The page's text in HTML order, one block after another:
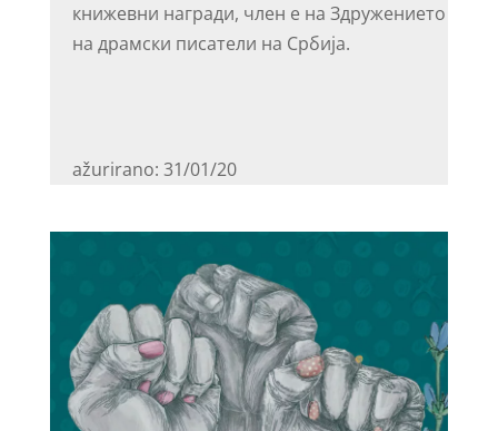
книжевни награди, член е на Здружението
на драмски писатели на Србија.
ažurirano: 31/01/20